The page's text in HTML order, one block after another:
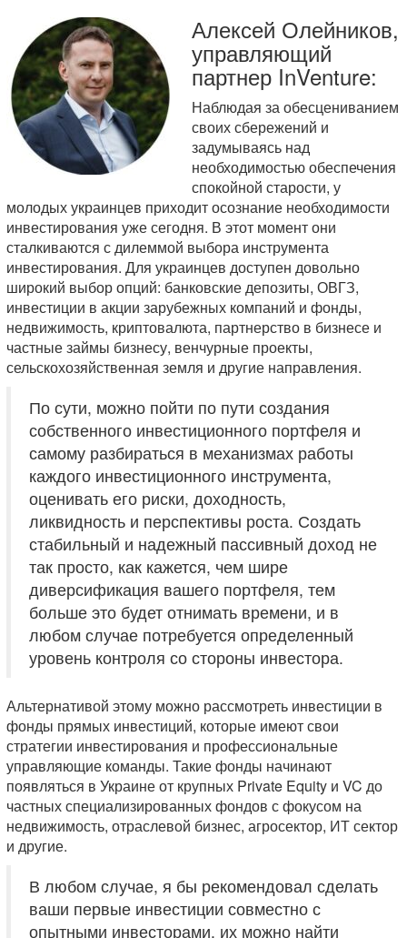
Алексей Олейников,
управляющий
партнер InVenture:
Наблюдая за обесцениванием
своих сбережений и
задумываясь над
необходимостью обеспечения
спокойной старости, у
молодых украинцев приходит осознание необходимости
инвестирования уже сегодня. В этот момент они
сталкиваются с дилеммой выбора инструмента
инвестирования. Для украинцев доступен довольно
широкий выбор опций: банковские депозиты, ОВГЗ,
инвестиции в акции зарубежных компаний и фонды,
недвижимость, криптовалюта, партнерство в бизнесе и
частные займы бизнесу, венчурные проекты,
сельскохозяйственная земля и другие направления.
По сути, можно пойти по пути создания
собственного инвестиционного портфеля и
самому разбираться в механизмах работы
каждого инвестиционного инструмента,
оценивать его риски, доходность,
ликвидность и перспективы роста. Создать
стабильный и надежный пассивный доход не
так просто, как кажется, чем шире
диверсификация вашего портфеля, тем
больше это будет отнимать времени, и в
любом случае потребуется определенный
уровень контроля со стороны инвестора.
Альтернативой этому можно рассмотреть инвестиции в
фонды прямых инвестиций, которые имеют свои
стратегии инвестирования и профессиональные
управляющие команды. Такие фонды начинают
появляться в Украине от крупных Private Equity и VC до
частных специализированных фондов с фокусом на
недвижимость, отраслевой бизнес, агросектор, ИТ сектор
и другие.
В любом случае, я бы рекомендовал сделать
ваши первые инвестиции совместно с
опытными инвесторами, их можно найти